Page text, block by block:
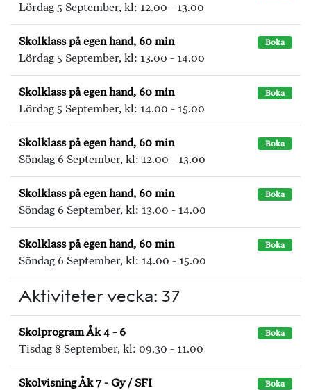
Lördag 5 September, kl: 12.00 - 13.00
Skolklass på egen hand, 60 min Boka
Lördag 5 September, kl: 13.00 - 14.00
Skolklass på egen hand, 60 min Boka
Lördag 5 September, kl: 14.00 - 15.00
Skolklass på egen hand, 60 min Boka
Söndag 6 September, kl: 12.00 - 13.00
Skolklass på egen hand, 60 min Boka
Söndag 6 September, kl: 13.00 - 14.00
Skolklass på egen hand, 60 min Boka
Söndag 6 September, kl: 14.00 - 15.00
Aktiviteter vecka: 37
Skolprogram Åk 4 - 6 Boka
Tisdag 8 September, kl: 09.30 - 11.00
Skolvisning Åk 7 - Gy / SFI Boka